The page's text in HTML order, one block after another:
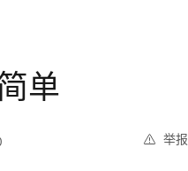
单
举报